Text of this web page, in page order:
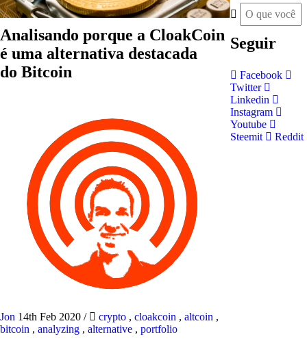
Analisando porque a CloakCoin
é uma alternativa destacada
do Bitcoin
Jon 14th Feb 2020 / crypto , cloakcoin , altcoin ,
bitcoin , analyzing , alternative , portfolio
Seguir
Facebook
Twitter
Linkedin
Instagram
Youtube
Steemit
Reddit